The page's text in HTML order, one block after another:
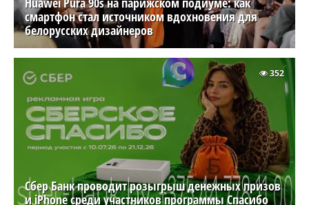
смартфон стал источником вдохновения для
белорусских дизайнеров
Сбер Банк проводит розыгрыш денежных призов
и iPhone среди участников программы Спасибо
352